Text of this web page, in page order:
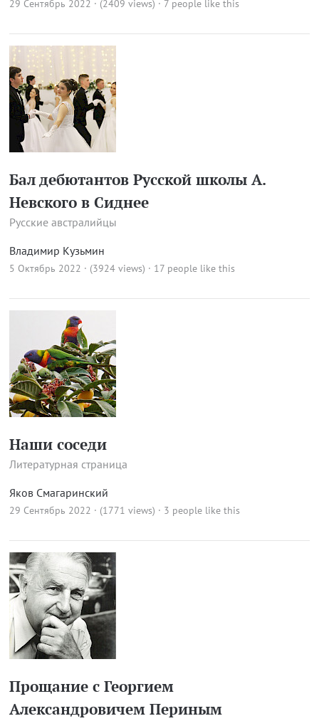
29 Сентябрь 2022 · (2409 views) · 7 people like this
Бал дебютантов Русской школы А.
Невского в Сиднее
Русские австралийцы
Владимир Кузьмин
5 Октябрь 2022 · (3924 views) · 17 people like this
Наши соседи
Литературная страница
Яков Смагаринский
29 Сентябрь 2022 · (1771 views) · 3 people like this
Прощание с Георгием
Александровичем Периным